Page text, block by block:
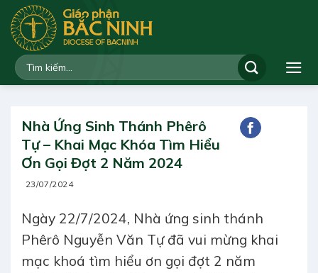
qua
dung
Nhà Ứng Sinh Thánh Phêrô
Tự – Khai Mạc Khóa Tìm Hiểu
Ơn Gọi Đợt 2 Năm 2024
23/07/2024
Ngày 22/7/2024, Nhà ứng sinh thánh
Phêrô Nguyễn Văn Tự đã vui mừng khai
mạc khoá tìm hiểu ơn gọi đợt 2 năm